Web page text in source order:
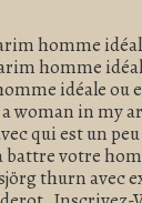
homme
homme
idéale
in my
qui est un
battre votre
thurn avec